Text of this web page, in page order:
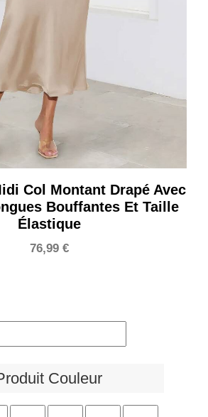
Col Montant Drapé Avec
Bouffantes Et Taille
Élastique
76,99 €
Couleur